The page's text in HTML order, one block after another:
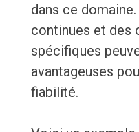
dans ce
continues et des
spécifiques
avantageuses
fiabilité.